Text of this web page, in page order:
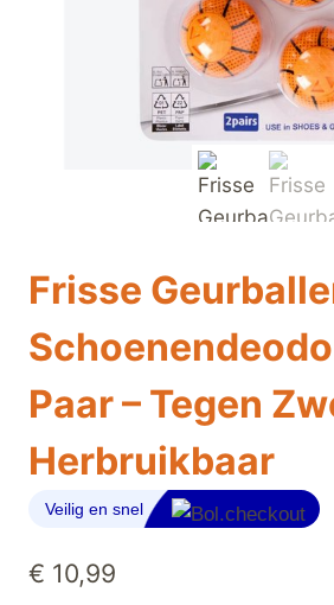
Frisse
Paar – Tegen
Herbruikbaar
€ 10,99